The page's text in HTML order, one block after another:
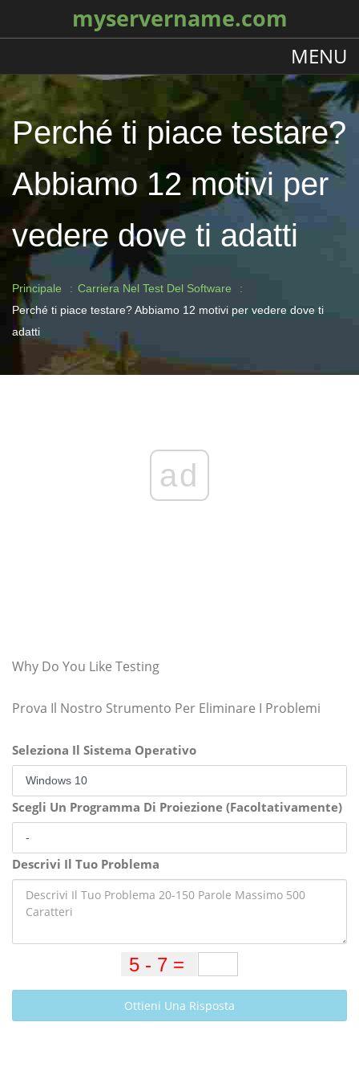
myservername.com
MENU
Perché ti piace testare?
Abbiamo 12 motivi per
vedere dove ti adatti
Principale
Carriera Nel Test Del Software
Perché ti piace testare? Abbiamo 12 motivi per vedere dove ti
adatti
ad
Why Do You Like Testing
Prova Il Nostro Strumento Per Eliminare I Problemi
Seleziona Il Sistema Operativo
Scegli Un Programma Di Proiezione (Facoltativamente)
Descrivi Il Tuo Problema
Ottieni Una Risposta